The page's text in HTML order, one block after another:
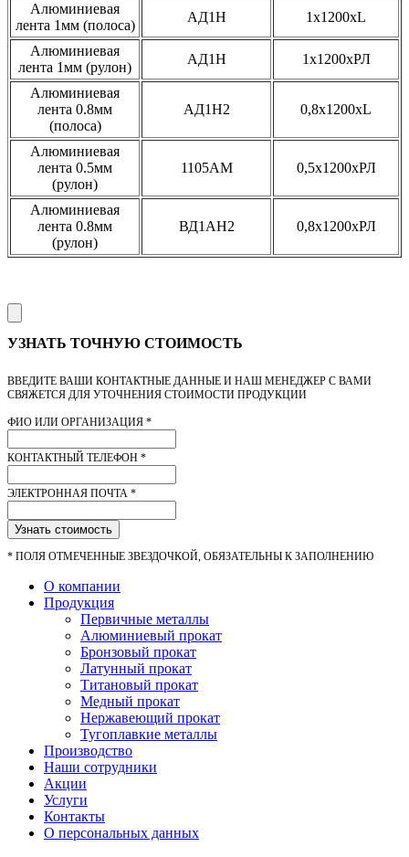
Алюминиевая
лента 1мм (полоса)
АД1Н 1x1200xL
Алюминиевая
лента 1мм (рулон)
АД1Н 1x1200xРЛ
Алюминиевая
лента 0.8мм
(полоса)
АД1Н2 0,8x1200xL
Алюминиевая
лента 0.5мм
(рулон)
1105АМ 0,5х1200хРЛ
Алюминиевая
лента 0.8мм
(рулон)
ВД1АН2 0,8x1200xРЛ
УЗНАТЬ ТОЧНУЮ СТОИМОСТЬ
ВВЕДИТЕ ВАШИ КОНТАКТНЫЕ ДАННЫЕ И НАШ МЕНЕДЖЕР С ВАМИ
СВЯЖЕТСЯ ДЛЯ УТОЧНЕНИЯ СТОИМОСТИ ПРОДУКЦИИ
ФИО ИЛИ ОРГАНИЗАЦИЯ *
КОНТАКТНЫЙ ТЕЛЕФОН *
ЭЛЕКТРОННАЯ ПОЧТА *
Узнать стоимость
* ПОЛЯ ОТМЕЧЕННЫЕ ЗВЕЗДОЧКОЙ, ОБЯЗАТЕЛЬНЫ К ЗАПОЛНЕНИЮ
О компании
Продукция
Первичные металлы
Алюминиевый прокат
Бронзовый прокат
Латунный прокат
Титановый прокат
Медный прокат
Нержавеющий прокат
Тугоплавкие металлы
Производство
Наши сотрудники
Акции
Услуги
Контакты
О персональных данных